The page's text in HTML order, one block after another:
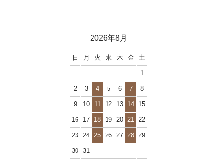
2026年8月
日 月 火 水 木 金 土
1
2 3 4 5 6 7 8
9 10 11 12 13 14 15
16 17 18 19 20 21 22
23 24 25 26 27 28 29
30 31